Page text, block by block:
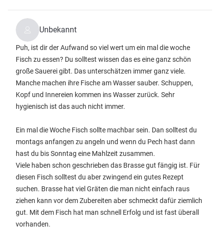
Unbekannt
Puh, ist dir der Aufwand so viel wert um ein mal die woche
Fisch zu essen? Du solltest wissen das es eine ganz schön
große Sauerei gibt. Das unterschätzen immer ganz viele.
Manche machen ihre Fische am Wasser sauber. Schuppen,
Kopf und Innereien kommen ins Wasser zurück. Sehr
hygienisch ist das auch nicht immer.
Ein mal die Woche Fisch sollte machbar sein. Dan solltest du
montags anfangen zu angeln und wenn du Pech hast dann
hast du bis Sonntag eine Mahlzeit zusammen.
Viele haben schon geschrieben das Brasse gut fängig ist. Für
diesen Fisch solltest du aber zwingend ein gutes Rezept
suchen. Brasse hat viel Gräten die man nicht einfach raus
ziehen kann vor dem Zubereiten aber schmeckt dafür ziemlich
gut. Mit dem Fisch hat man schnell Erfolg und ist fast überall
vorhanden.